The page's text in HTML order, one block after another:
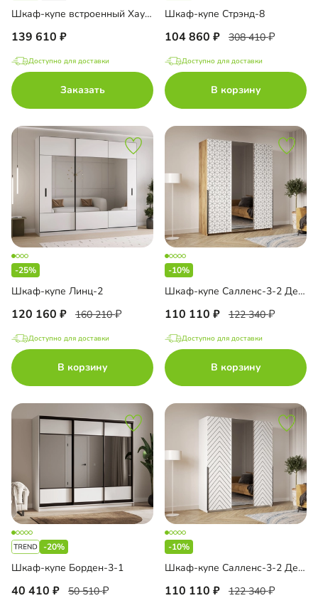
Шкаф-купе встроенный Хаузен-3-4
139 610
Доступно для доставки
Заказать
Шкаф-купе Стрэнд-8
104 860 308 410
Доступно для доставки
В корзину
-25%
Шкаф-купе Линц-2
120 160 160 210
Доступно для доставки
В корзину
-10%
Шкаф-купе Салленс-3-2 Декор 2
110 110 122 340
Доступно для доставки
В корзину
-20%
Шкаф-купе Борден-3-1
40 410 50 510
-10%
Шкаф-купе Салленс-3-2 Декор 1
110 110 122 340